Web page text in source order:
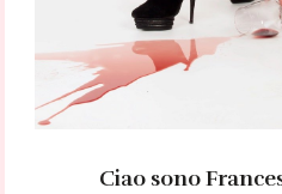
Ciao sono